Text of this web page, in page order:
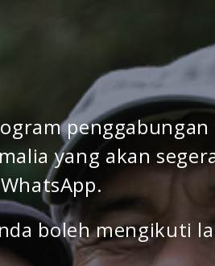
yang akan
WhatsApp.
boleh mengikuti